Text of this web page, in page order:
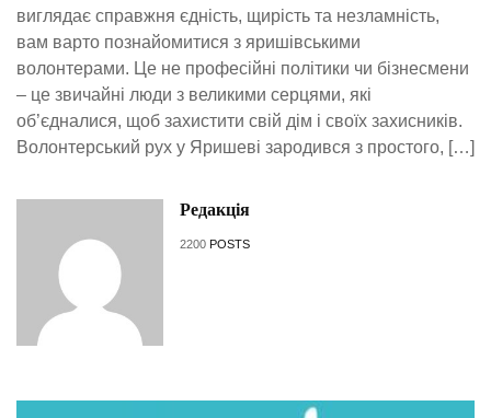
виглядає справжня єдність, щирість та незламність,
вам варто познайомитися з яришівськими
волонтерами. Це не професійні політики чи бізнесмени
– це звичайні люди з великими серцями, які
об’єдналися, щоб захистити свій дім і своїх захисників.
Волонтерський рух у Яришеві зародився з простого, […]
Редакція
2200 POSTS